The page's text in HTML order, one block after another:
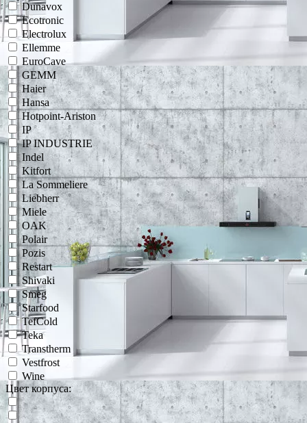
Dunavox
Ecotronic
Electrolux
Ellemme
EuroCave
GEMM
Haier
Hansa
Hotpoint-Ariston
IP
IP INDUSTRIE
Indel
Kitfort
La Sommeliere
Liebherr
Miele
OAK
Polair
Pozis
Restart
Shivaki
Smeg
Starfood
TefCold
Teka
Transtherm
Vestfrost
Wine
Цвет корпуса: